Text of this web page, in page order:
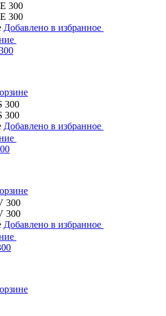
Добавлено в избранное
Добавлено в избранное
Добавлено в избранное